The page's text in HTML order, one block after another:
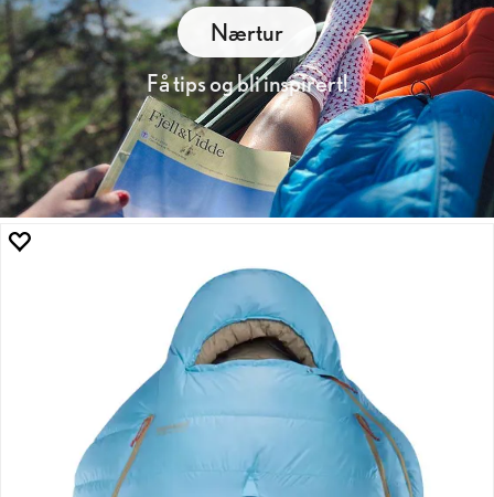
Nærtur
Få tips og bli inspirert!